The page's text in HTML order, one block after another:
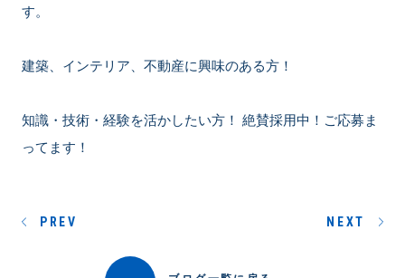
す。
建築、インテリア、不動産に興味のある方！
知識・技術・経験を活かしたい方！ 絶賛採用中！ご応募ま
ってます！
PREV NEXT